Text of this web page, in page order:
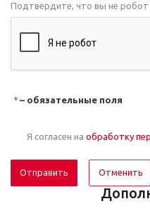
Подтвердите, что вы не робот
* – обязательные поля
Я согласен на обработку
Отменить